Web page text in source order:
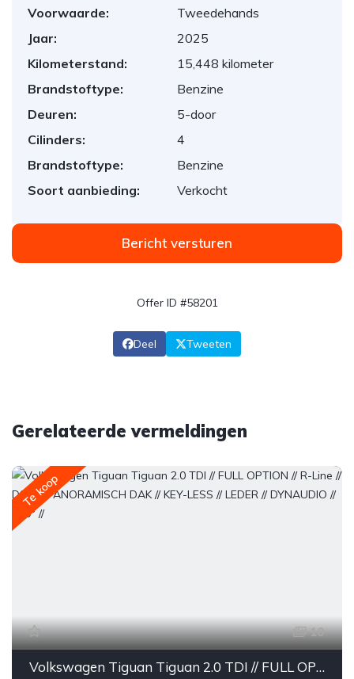
Voorwaarde:
Tweedehands
Jaar:
2025
Kilometerstand:
15,448 kilometer
Brandstoftype:
Benzine
Deuren:
5-door
Cilinders:
4
Brandstoftype:
Benzine
Soort aanbieding:
Verkocht
Bericht versturen
Offer ID #58201
Deel Tweeten
Gerelateerde vermeldingen
Te koop
10
Volkswagen Tiguan Tiguan 2.0 TDI // FULL OPTION // R-Line // DSG // PANORAMISCH DAK // KEY-LESS // LEDER // DYNAUDIO // 360° //